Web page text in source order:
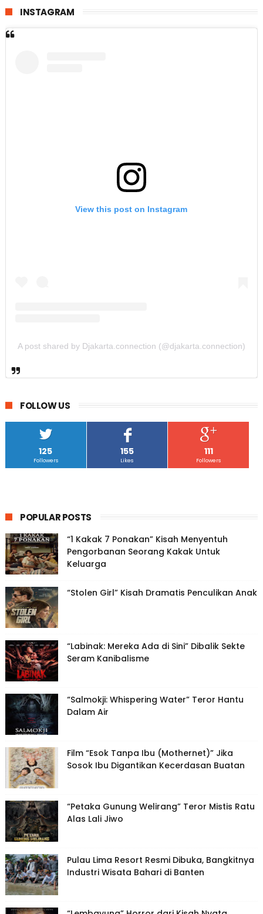
INSTAGRAM
View this post on Instagram
A post shared by Djakarta.connection (@djakarta.connection)
FOLLOW US
125
Followers
155
Likes
111
Followers
POPULAR POSTS
“1 Kakak 7 Ponakan” Kisah Menyentuh
Pengorbanan Seorang Kakak Untuk
Keluarga
“Stolen Girl” Kisah Dramatis Penculikan Anak
“Labinak: Mereka Ada di Sini” Dibalik Sekte
Seram Kanibalisme
“Salmokji: Whispering Water” Teror Hantu
Dalam Air
Film “Esok Tanpa Ibu (Mothernet)” Jika
Sosok Ibu Digantikan Kecerdasan Buatan
“Petaka Gunung Welirang” Teror Mistis Ratu
Alas Lali Jiwo
Pulau Lima Resort Resmi Dibuka, Bangkitnya
Industri Wisata Bahari di Banten